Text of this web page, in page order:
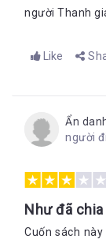
người Thanh
Like
Ẩn
người
Như đã
Cuốn sách